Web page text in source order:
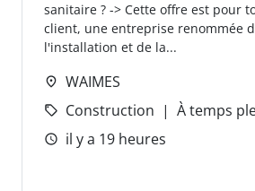
sanitaire ? -> Cette offre est pour
client, une entreprise renommée
l'installation et de la...
WAIMES
Construction
À temps
il y a 19 heures